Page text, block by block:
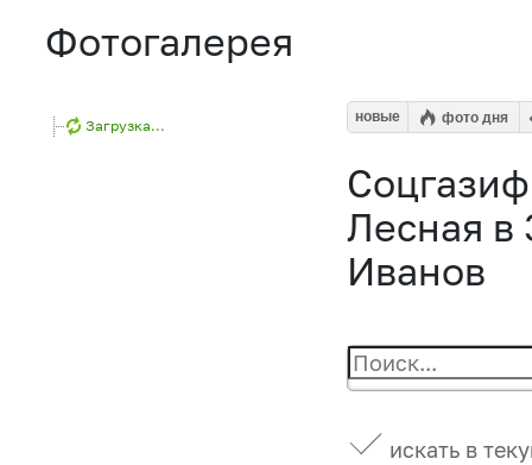
Фотогалерея
Загрузка...
новые фото дня
Лесная в
Иванов
искать в